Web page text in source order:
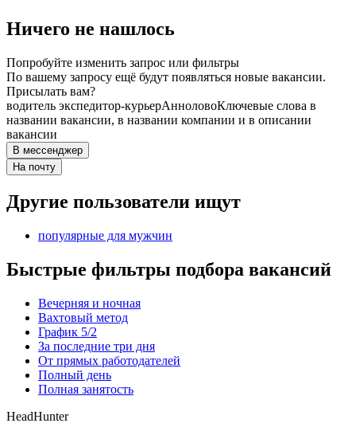
Ничего не нашлось
Попробуйте изменить запрос или фильтры
По вашему запросу ещё будут появляться новые вакансии.
Присылать вам?
водитель экспедитор-курьерАнноловоКлючевые слова в
названии вакансии, в названии компании и в описании
вакансии
В мессенджер
На почту
Другие пользователи ищут
популярные для мужчин
Быстрые фильтры подбора вакансий
Вечерняя и ночная
Вахтовый метод
График 5/2
За последние три дня
От прямых работодателей
Полный день
Полная занятость
HeadHunter